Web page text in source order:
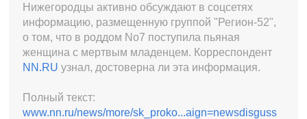
Нижегородцы активно обсуждают в соцсетях
информацию, размещенную группой "Регион-52",
о том, что в роддом No7 поступила пьяная
женщина с мертвым младенцем. Корреспондент
NN.RU узнал, достоверна ли эта информация.
Полный текст:
www.nn.ru/news/more/sk_proko...aign=newsdisguss